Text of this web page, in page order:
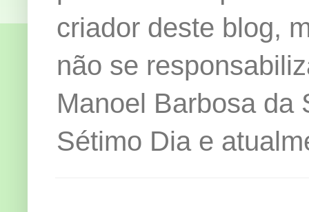
criador deste blog,
não se
Manoel Barbosa da
Sétimo Dia e